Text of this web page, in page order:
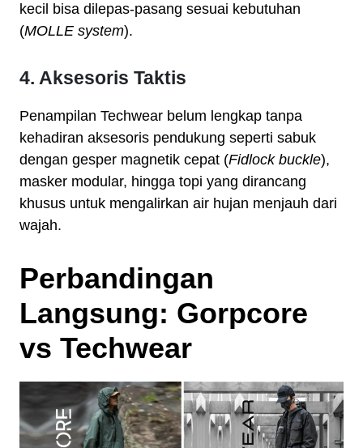
kecil bisa dilepas-pasang sesuai kebutuhan
(MOLLE system).
4. Aksesoris Taktis
Penampilan Techwear belum lengkap tanpa
kehadiran aksesoris pendukung seperti sabuk
dengan gesper magnetik cepat (Fidlock buckle),
masker modular, hingga topi yang dirancang
khusus untuk mengalirkan air hujan menjauh dari
wajah.
Perbandingan
Langsung: Gorpcore
vs Techwear